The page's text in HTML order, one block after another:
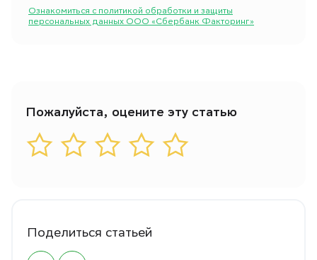
Ознакомиться с политикой обработки и защиты
персональных данных ООО «Сбербанк Факторинг»
Пожалуйста, оцените эту статью
Поделиться статьей